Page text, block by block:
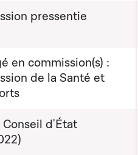
pressentie
en commission(s) :
de la Santé et
Conseil d'État